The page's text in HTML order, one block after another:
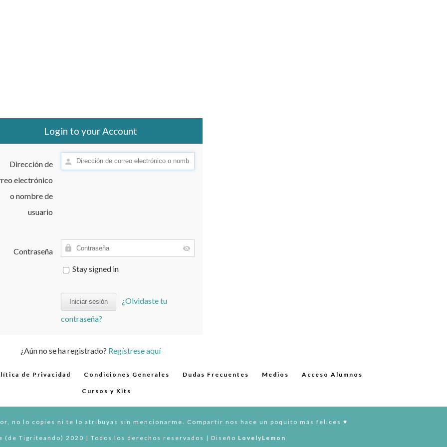
Login to your Account
Dirección de
electrónico
o nombre de
usuario
Contraseña
Stay signed in
¿Olvidaste tu
contraseña?
¿Aún no se ha registrado? Regístrese aquí
de Privacidad Condiciones Generales Dudas Frecuentes Medios Acceso Alumnos
Cursos y Kits
no lo copies ni te lo atribuyas sin mencionarme. Compartir nos hace un poquito más felices ♥︎
(de Tigriteando) 2020 | Todos los derechos reservados | Diseño LovelyLemon